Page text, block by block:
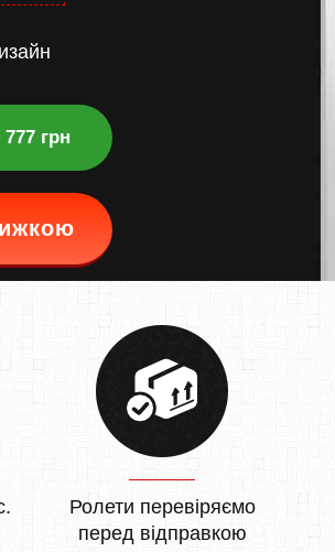
777 грн
Ролети перевіряємо
перед відправкою